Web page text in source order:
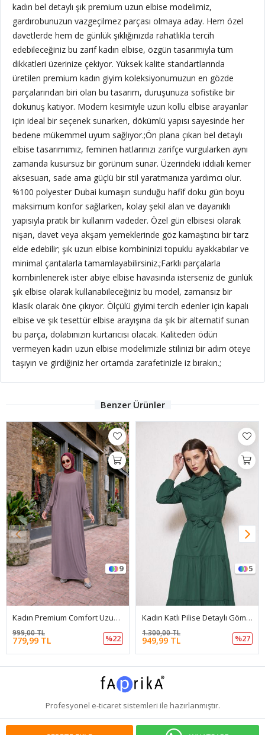
kadın bel detaylı şık premium uzun elbise modelimiz,
gardırobunuzun vazgeçilmez parçası olmaya aday. Hem özel
davetlerde hem de günlük şıklığınızda rahatlıkla tercih
edebileceğiniz bu zarif kadın elbise, özgün tasarımıyla tüm
dikkatleri üzerinize çekiyor. Yüksek kalite standartlarında
üretilen premium kadın giyim koleksiyonumuzun en gözde
parçalarından biri olan bu tasarım, duruşunuza sofistike bir
dokunuş katıyor. Modern kesimiyle uzun kollu elbise arayanlar
için ideal bir seçenek sunarken, dökümlü yapısı sayesinde her
bedene mükemmel uyum sağlıyor.;Ön plana çıkan bel detaylı
elbise tasarımımız, feminen hatlarınızı zarifçe vurgularken aynı
zamanda kusursuz bir görünüm sunar. Üzerindeki iddialı kemer
aksesuarı, sade ama güçlü bir stil yaratmanıza yardımcı olur.
%100 polyester Dubai kumaşın sunduğu hafif doku gün boyu
maksimum konfor sağlarken, kolay şekil alan ve dayanıklı
yapısıyla pratik bir kullanım vadeder. Özel gün elbisesi olarak
nişan, davet veya akşam yemeklerinde göz kamaştırıcı bir tarz
elde edebilir; şık uzun elbise kombininizi topuklu ayakkabılar ve
minimal çantalarla tamamlayabilirsiniz.;Farklı parçalarla
kombinlenerek ister abiye elbise havasında isterseniz de günlük
şık elbise olarak kullanabileceğiniz bu model, zamansız bir
klasik olarak öne çıkıyor. Ölçülü giyimi tercih edenler için kapalı
elbise ve şık tesettür elbise arayışına da şık bir alternatif sunan
bu parça, dolabınızın kurtarıcısı olacak. Kaliteden ödün
vermeyen kadın uzun elbise modelimizle stilinizi bir adım öteye
taşıyın ve girdiğiniz her ortamda zarafetinizle iz bırakın.;
Benzer Ürünler
9
Kadın Premium Comfort Uzun Pembe Namaz Elbisesi
779,99 TL
999,00 TL
%22
5
Kadın Katlı Pilise Detaylı Gömlek Yaka Elbise
949,99 TL
1.300,00 TL
%27
Profesyonel e-ticaretsistemleri ile hazırlanmıştır.